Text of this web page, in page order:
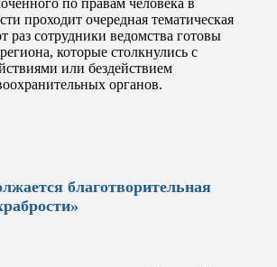
по правам человека в
проходит очередная тематическая
раз сотрудники ведомства готовы
которые столкнулись с
или бездействием
органов.
благотворительная